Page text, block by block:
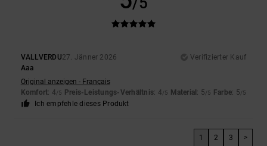
VALLVERDU27. Jänner 2026
Verifizierter Kauf
Aaa
Original anzeigen - Français
Komfort: 4/5 Preis-Leistungs-Verhältnis: 4/5 Material : 5/5 Farbe: 5/5
Ich empfehle dieses Produkt
1 2 3 >